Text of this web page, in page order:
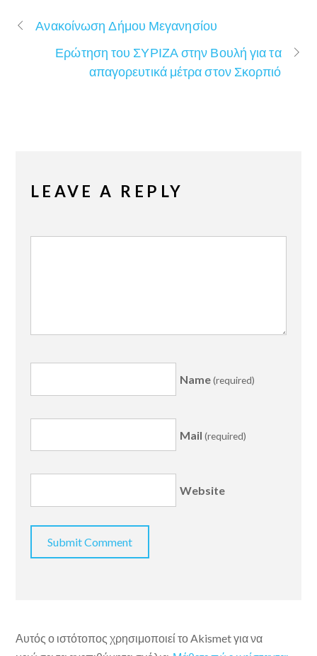
Ανακοίνωση Δήμου Μεγανησίου
Ερώτηση του ΣΥΡΙΖΑ στην Βουλή για τα
απαγορευτικά μέτρα στον Σκορπιό
LEAVE A REPLY
Name(required)
Mail (required)
Website
Αυτός ο ιστότοπος χρησιμοποιεί το Akismet για να